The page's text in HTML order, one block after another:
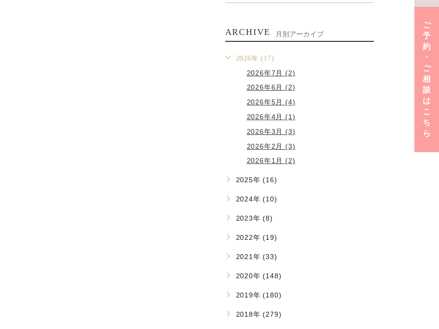
ご
予
約
･
ご
相
談
は
こ
ち
ら
ARCHIVE 月別アーカイブ
2026年 (17)
2026年7月 (2)
2026年6月 (2)
2026年5月 (4)
2026年4月 (1)
2026年3月 (3)
2026年2月 (3)
2026年1月 (2)
2025年 (16)
2024年 (10)
2023年 (8)
2022年 (19)
2021年 (33)
2020年 (148)
2019年 (180)
2018年 (279)